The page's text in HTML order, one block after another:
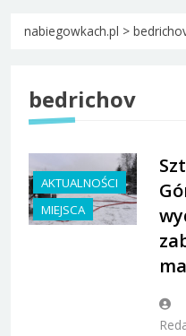
nabiegowkach.pl >
bedrichov
AKTUALNOŚCI
MIEJSCA